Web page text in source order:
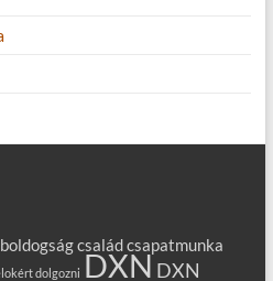
boldogságcsaládcsapatmunka
dolgozni DXNDXN